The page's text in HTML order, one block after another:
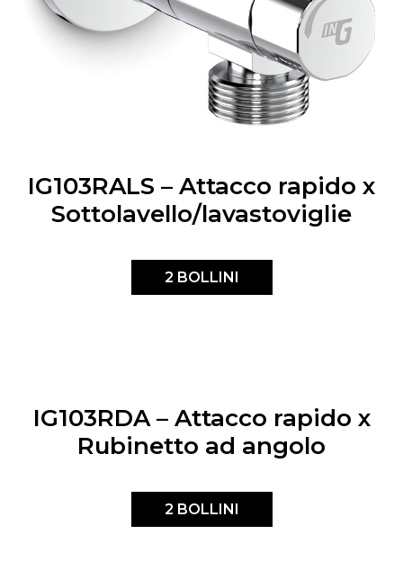
IG103RALS – Attacco rapido x
Sottolavello/lavastoviglie
2 BOLLINI
IG103RDA – Attacco rapido x
Rubinetto ad angolo
2 BOLLINI